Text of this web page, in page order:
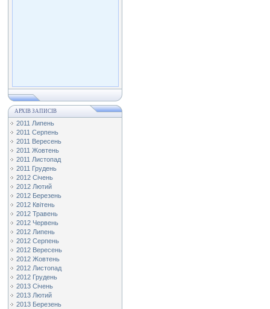
АРХІВ ЗАПИСІВ
2011 Липень
2011 Серпень
2011 Вересень
2011 Жовтень
2011 Листопад
2011 Грудень
2012 Січень
2012 Лютий
2012 Березень
2012 Квітень
2012 Травень
2012 Червень
2012 Липень
2012 Серпень
2012 Вересень
2012 Жовтень
2012 Листопад
2012 Грудень
2013 Січень
2013 Лютий
2013 Березень